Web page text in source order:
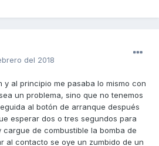
del 2018
y al principio me pasaba lo mismo con
un problema, sino que no tenemos
al botón de arranque después
esperar dos o tres segundos para
de combustible la bomba de
al contacto se oye un zumbido de un